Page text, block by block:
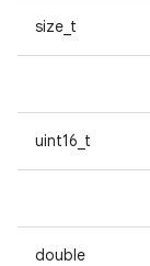
size_t
uint16_t
double